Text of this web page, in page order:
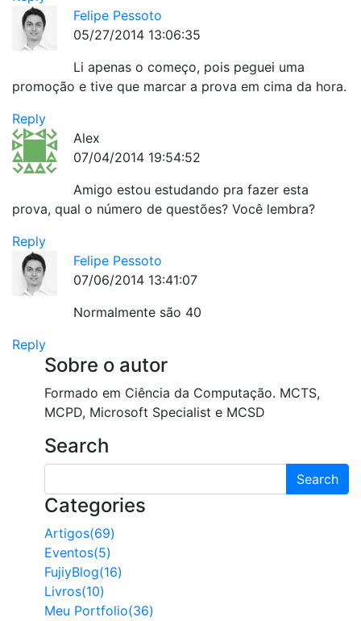
Felipe Pessoto
05/27/2014 13:06:35
Li apenas o começo, pois peguei uma
promoção e tive que marcar a prova em cima da hora.
Reply
Alex
07/04/2014 19:54:52
Amigo estou estudando pra fazer esta
prova, qual o número de questões? Você lembra?
Reply
Felipe Pessoto
07/06/2014 13:41:07
Normalmente são 40
Reply
Sobre o autor
Formado em Ciência da Computação. MCTS,
MCPD, Microsoft Specialist e MCSD
Search
Search
Categories
Artigos(69)
Eventos(5)
FujiyBlog(16)
Livros(10)
Meu Portfolio(36)